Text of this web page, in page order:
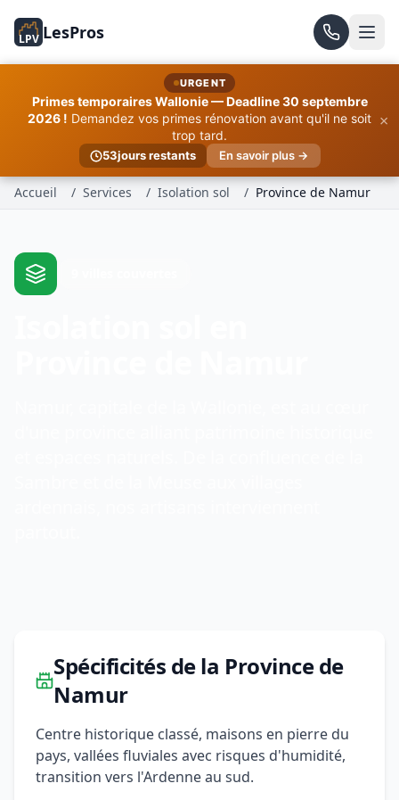
LPV LesPros
URGENT
Primes temporaires Wallonie — Deadline 30 septembre
2026 ! Demandez vos primes rénovation avant qu'il ne soit
trop tard.
53jours restants En savoir plus →
×
Accueil / Services / Isolation sol / Province de Namur
Spécificités de la Province de
Namur
Centre historique classé, maisons en pierre du
pays, vallées fluviales avec risques d'humidité,
transition vers l'Ardenne au sud.